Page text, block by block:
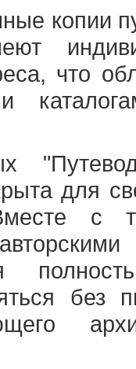
копии
что
для
с
без